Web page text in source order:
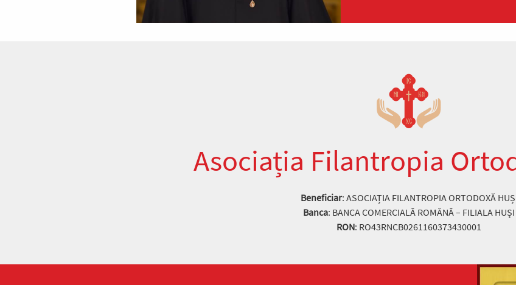
Asociația Filantropia
Beneficiar: ASOCIAȚIA FILANTROPIA ORTODOXĂ
Banca: BANCA COMERCIALĂ ROMÂNĂ – FILIALA HUȘI
RON: RO43RNCB0261160373430001